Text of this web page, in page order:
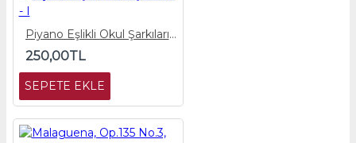
Piyano Eşlikli Okul Şarkıları - I
250,00TL
SEPETE EKLE